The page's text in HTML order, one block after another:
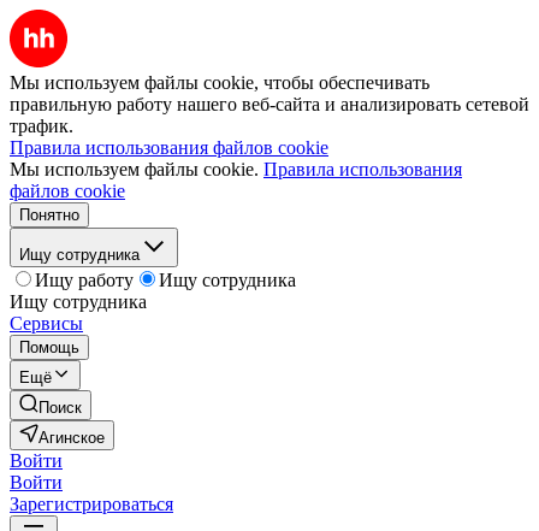
Мы используем файлы cookie, чтобы обеспечивать
правильную работу нашего веб-сайта и анализировать сетевой
трафик.
Правила использования файлов cookie
Мы используем файлы cookie. Правила использования
файлов cookie
Понятно
Ищу сотрудника
Ищу работу
Ищу сотрудника
Ищу сотрудника
Сервисы
Помощь
Ещё
Поиск
Агинское
Войти
Войти
Зарегистрироваться